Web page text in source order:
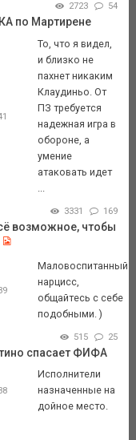
2723 54
по Мартирене
То, что я видел,
и близко не
пахнет никаким
Клаудиньо. От
ПЗ требуется
надежная игра в
обороне, а
умение
атаковать идет
3331 169
возможное, чтобы
Маловоспитанный
нарцисс,
общайтесь с себе
подобными. )
515 25
спасает ФИФА
Исполнители
назначенные на
дойное место.